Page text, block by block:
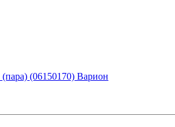
(06150170) Варион